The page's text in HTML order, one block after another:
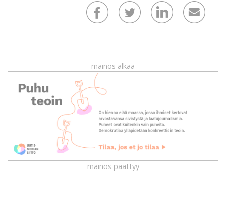
mainos alkaa
mainos päättyy